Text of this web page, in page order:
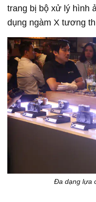
trang bị bộ xử lý hình
dụng ngàm X tương
Đa dạng lựa